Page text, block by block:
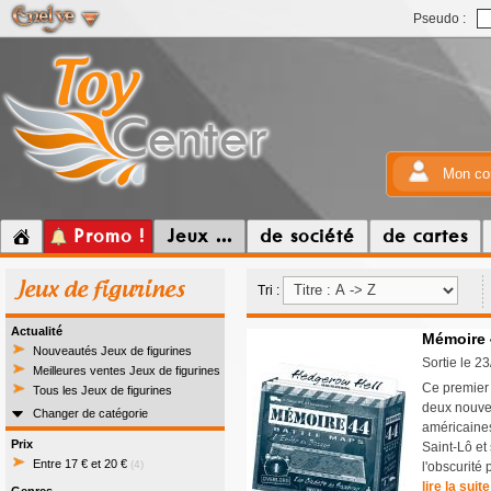
Pseudo :
Mon
Promo ! Jeux ... de société de cartes
Jeux de figurines
Actualité
Nouveautés Jeux de figurines
Meilleures ventes Jeux de figurines
Tous les Jeux de figurines
Changer de catégorie
Prix
Entre 17 € et 20 € (4)
Tri :
Sortie le
Ce
deux
Saint-Lô et
l'obscurité
lire la suite